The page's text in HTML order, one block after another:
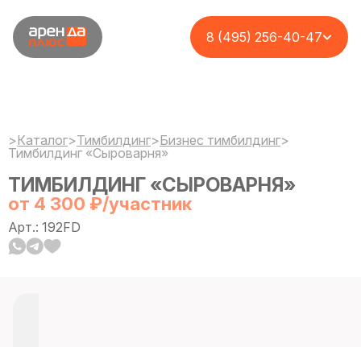
8 (495) 256-40-47
>Каталог>Тимбилдинг>Бизнес тимбилдинг>
Тимбилдинг «Сыроварня»
ТИМБИЛДИНГ «СЫРОВАРНЯ»
от 4 300 ₽/участник
Арт.: 192FD